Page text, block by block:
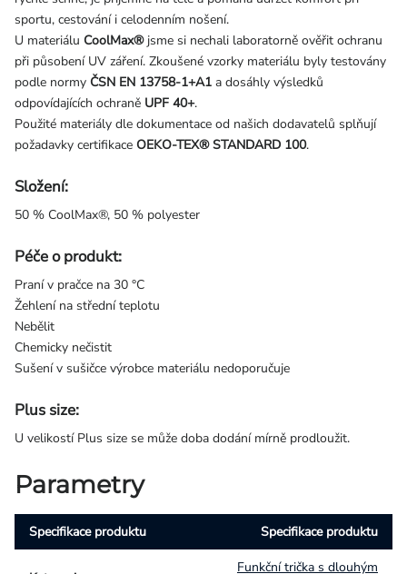
sportu, cestování i celodenním nošení.
U materiálu CoolMax®jsme si nechali laboratorně ověřit ochranu
při působení UV záření. Zkoušené vzorky materiálu byly testovány
podle normy ČSN EN 13758-1+A1 a dosáhly výsledků
odpovídajících ochraně UPF 40+.
Použité materiály dle dokumentace od našich dodavatelů splňují
požadavky certifikace OEKO-TEX® STANDARD 100.
Složení:
50 % CoolMax®, 50 % polyester
Péče o produkt:
Praní v pračce na 30 °C
Žehlení na střední teplotu
Nebělit
Chemicky nečistit
Sušení v sušičce výrobce materiálu nedoporučuje
Plus size:
U velikostí Plus size se může doba dodání mírně prodloužit.
Parametry
Specifikace produktu Specifikace produktu
Funkční trička s dlouhým